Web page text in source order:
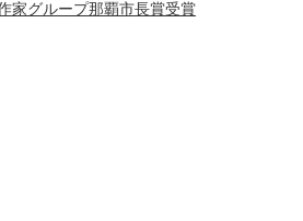
家グループ那覇市長賞受賞